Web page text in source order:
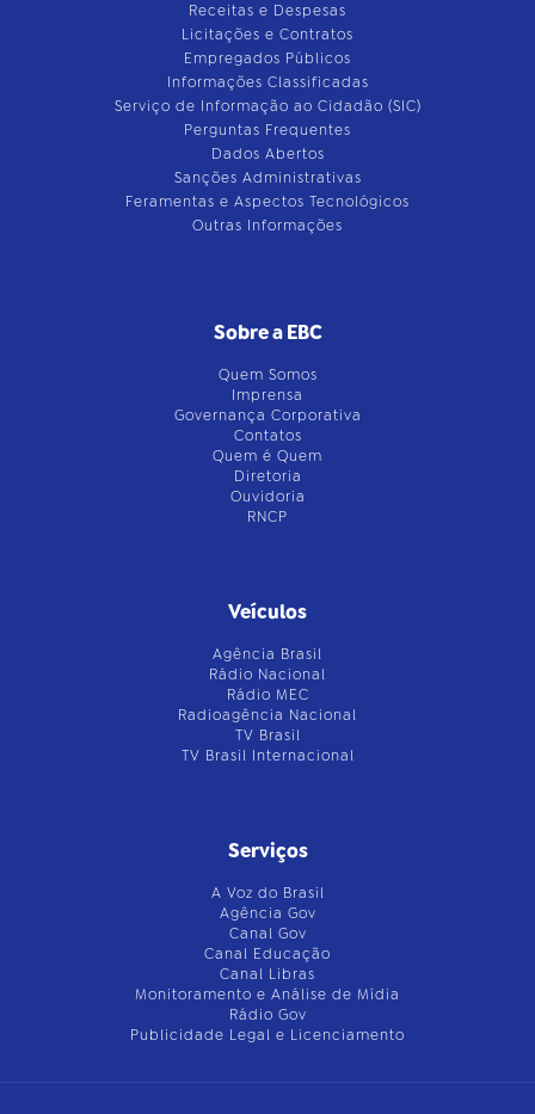
Receitas e Despesas
Licitações e Contratos
Empregados Públicos
Informações Classificadas
Serviço de Informação ao Cidadão (SIC)
Perguntas Frequentes
Dados Abertos
Sanções Administrativas
Feramentas e Aspectos Tecnológicos
Outras Informações
Sobre a EBC
Quem Somos
Imprensa
Governança Corporativa
Contatos
Quem é Quem
Diretoria
Ouvidoria
RNCP
Veículos
Agência Brasil
Rádio Nacional
Rádio MEC
Radioagência Nacional
TV Brasil
TV Brasil Internacional
Serviços
A Voz do Brasil
Agência Gov
Canal Gov
Canal Educação
Canal Libras
Monitoramento e Análise de Mídia
Rádio Gov
Publicidade Legal e Licenciamento